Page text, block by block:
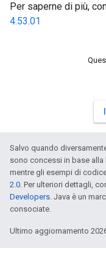
Per saperne di più,
4.53.01
Salvo quando
sono concessi in base alla
mentre gli esempi di
2.0. Per ulteriori dettagli,
Developers. Java è un
consociate.
Ultimo aggiornamento